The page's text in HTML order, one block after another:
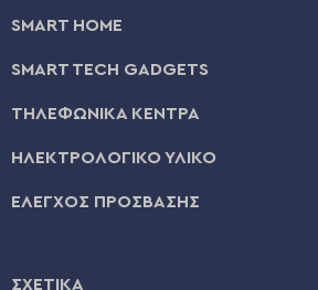
SMART HOME
SMART TECH GADGETS
ΤΗΛΕΦΩΝΙΚΑ ΚΕΝΤΡΑ
ΗΛΕΚΤΡΟΛΟΓΙΚΟ ΥΛΙΚΟ
ΕΛΕΓΧΟΣ ΠΡΟΣΒΑΣΗΣ
ΣΧΕΤΙΚΑ